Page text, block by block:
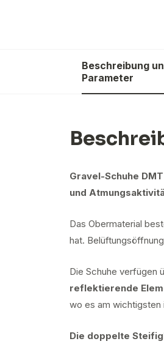
Beschreibung
Parameter
Gravel-Schuhe
und
Das Obermaterial
hat.
Die Schuhe verfügen
reflektierende
wo es am wichtigsten
Die doppelte